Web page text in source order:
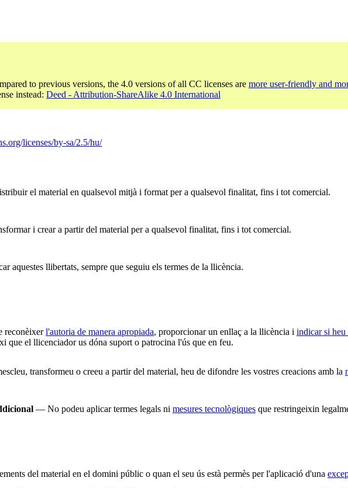
to previous versions, the 4.0 versions of all CC licenses are more user-friendly and
instead: Deed - Attribution-ShareAlike 4.0 International
licenses/by-sa/2.5/hu/
el material en qualsevol mitjà i format per a qualsevol finalitat, fins i tot comercial.
i crear a partir del material per a qualsevol finalitat, fins i tot comercial.
aquestes llibertats, sempre que seguiu els termes de la llicència.
l'autoria de manera apropiada, proporcionar un enllaç a la llicència i indicar si
que el llicenciador us dóna suport o patrocina l'ús que en feu.
transformeu o creeu a partir del material, heu de difondre les vostres creacions amb la
— No podeu aplicar termes legals ni mesures tecnològiques que restringeixin
del material en el domini públic o quan el seu ús està permès per l'aplicació d'una